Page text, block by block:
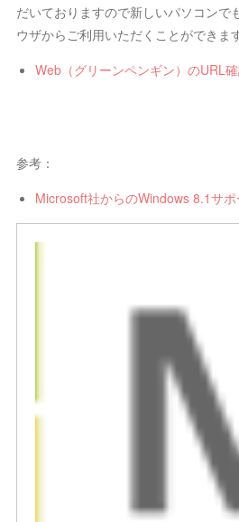
だいておりますので新しいパソコンで
ウザからご利用いただくことができます
Web（グリーンペンギン）のURL確
参考：
Microsoft社からのWindows 8.1サ